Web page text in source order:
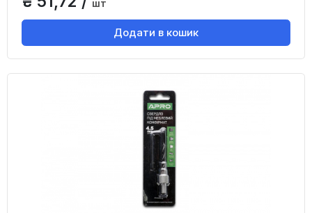
шт
Додати в кошик